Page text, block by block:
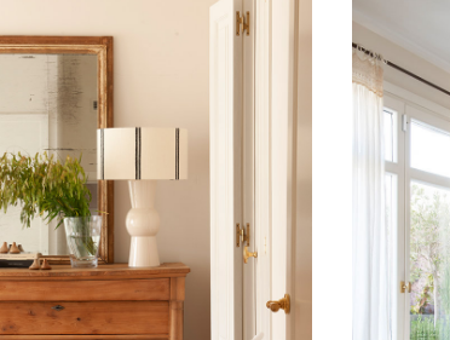
ARIMÓN
Vivienda, Barcelona